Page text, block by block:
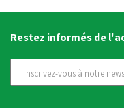
Restez informés de